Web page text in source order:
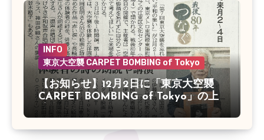
INFO
東京大空襲 CARPET BOMBING of Tokyo
【お知らせ】12月2日に「東京大空襲
CARPET BOMBING of Tokyo」の上
映会があります